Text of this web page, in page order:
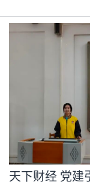
天下财经 党